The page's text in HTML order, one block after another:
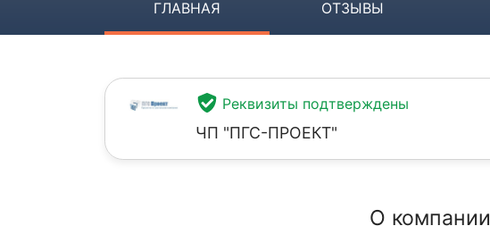
ГЛАВНАЯ ОТЗЫВЫ
Реквизиты подтверждены
ЧП "ПГС-ПРОЕКТ"
О компании